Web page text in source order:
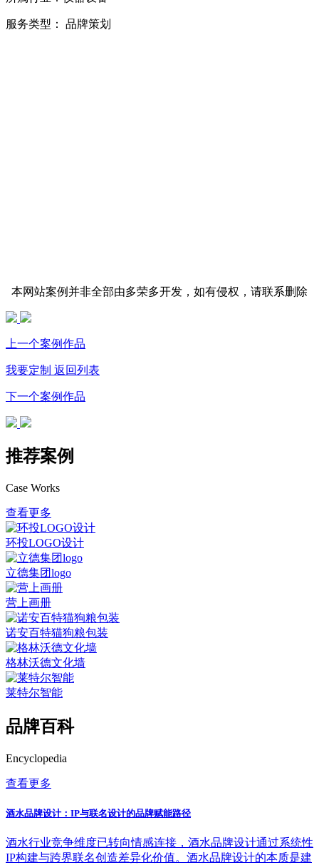
服务类型： 品牌策划
本网站案例并非全部由多荣多开发，如有侵权，请联系删除
上一个案例作品
我要定制 返回列表
下一个案例作品
推荐案例
Case Works
查看更多
环投LOGO设计
立德集团logo
营上画册
诺安百特猫狗粮包装
格林沃德文化墙
莱特尔智能
品牌百科
Encyclopedia
查看更多
酒水品牌设计：IP与联名设计的品牌赋能路径
酒水行业竞争维度已转向情感连接，酒水品牌设计通过系统性
IP构建与跨界联名创造差异化价值。酒水品牌设计的本质是建